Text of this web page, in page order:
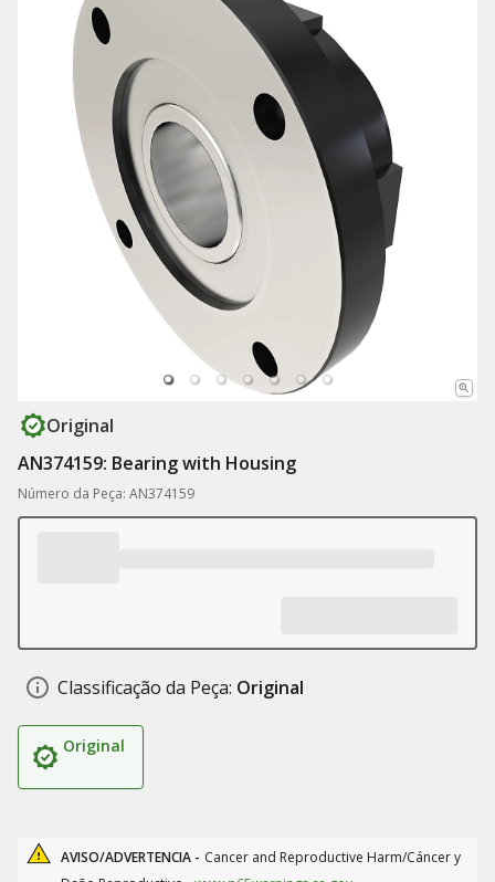
Original
AN374159: Bearing with Housing
Número da Peça: AN374159
Classificação da Peça: Original
Original
AVISO/ADVERTENCIA - Cancer and Reproductive Harm/Cáncer y